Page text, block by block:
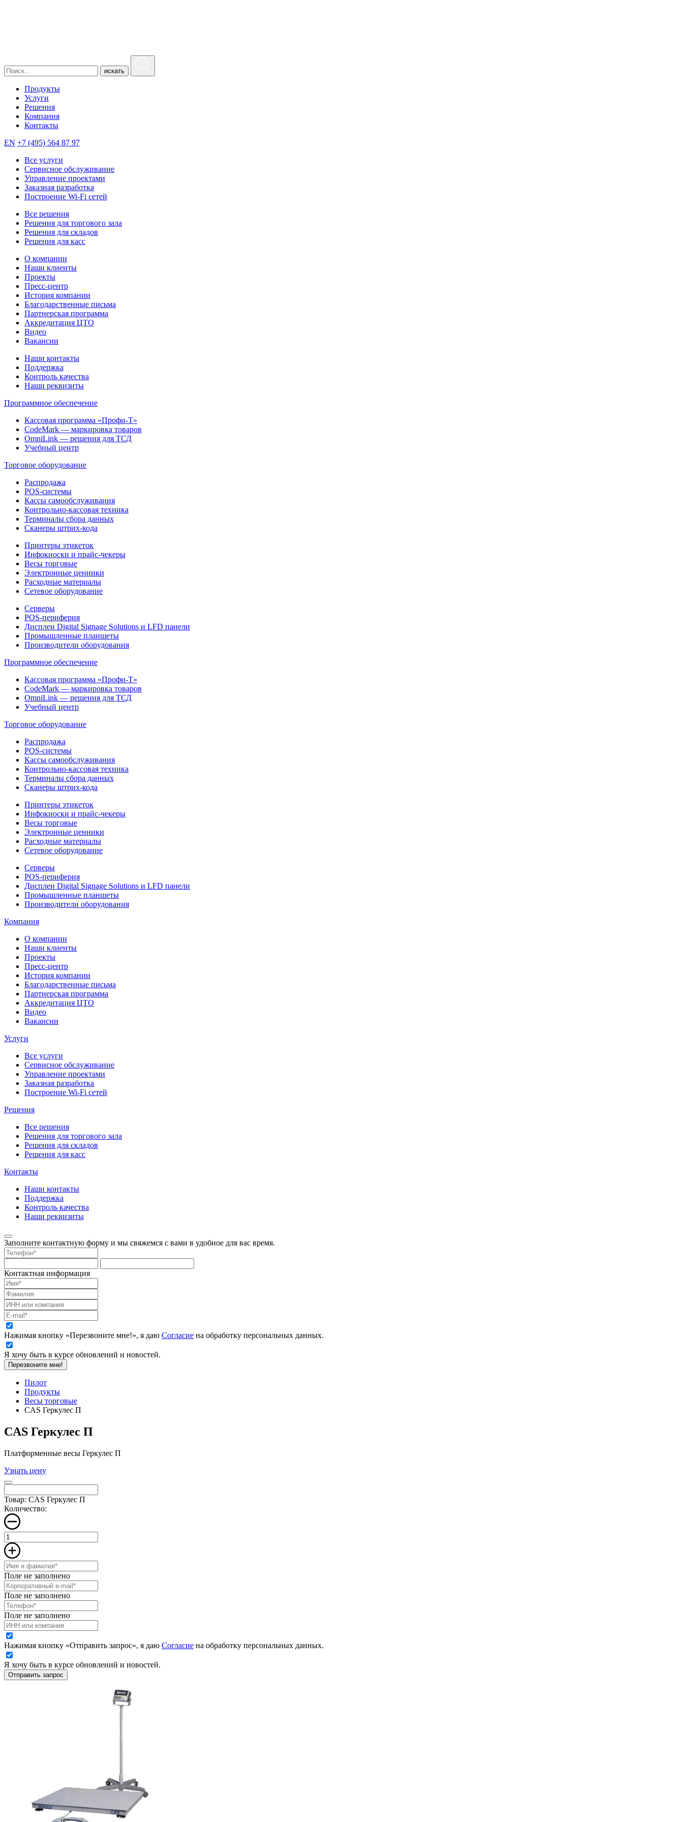
искать
Продукты
Услуги
Решения
Компания
Контакты
EN +7 (495) 564 87 97
Все услуги
Сервисное обслуживание
Управление проектами
Заказная разработка
Построение Wi-Fi сетей
Все решения
Решения для торгового зала
Решения для складов
Решения для касс
О компании
Наши клиенты
Проекты
Пресс-центр
История компании
Благодарственные письма
Партнерская программа
Аккредитация ЦТО
Видео
Вакансии
Наши контакты
Поддержка
Контроль качества
Наши реквизиты
Программное обеспечение
Кассовая программа «Профи-Т»
CodeMark — маркировка товаров
OmniLink — решения для ТСД
Учебный центр
Торговое оборудование
Распродажа
POS-системы
Кассы самообслуживания
Контрольно-кассовая техника
Терминалы сбора данных
Сканеры штрих-кода
Принтеры этикеток
Инфокиоски и прайс-чекеры
Весы торговые
Электронные ценники
Расходные материалы
Сетевое оборудование
Серверы
POS-периферия
Дисплеи Digital Signage Solutions и LFD панели
Промышленные планшеты
Производители оборудования
Программное обеспечение
Кассовая программа «Профи-Т»
CodeMark — маркировка товаров
OmniLink — решения для ТСД
Учебный центр
Торговое оборудование
Распродажа
POS-системы
Кассы самообслуживания
Контрольно-кассовая техника
Терминалы сбора данных
Сканеры штрих-кода
Принтеры этикеток
Инфокиоски и прайс-чекеры
Весы торговые
Электронные ценники
Расходные материалы
Сетевое оборудование
Серверы
POS-периферия
Дисплеи Digital Signage Solutions и LFD панели
Промышленные планшеты
Производители оборудования
Компания
О компании
Наши клиенты
Проекты
Пресс-центр
История компании
Благодарственные письма
Партнерская программа
Аккредитация ЦТО
Видео
Вакансии
Услуги
Все услуги
Сервисное обслуживание
Управление проектами
Заказная разработка
Построение Wi-Fi сетей
Решения
Все решения
Решения для торгового зала
Решения для складов
Решения для касс
Контакты
Наши контакты
Поддержка
Контроль качества
Наши реквизиты
Заполните контактную форму и мы свяжемся с вами в удобное для вас время.
Контактная информация
Нажимая кнопку «Перезвоните мне!», я даю Согласие на обработку персональных данных.
Я хочу быть в курсе обновлений и новостей.
Перезвоните мне!
Пилот
Продукты
Весы торговые
CAS Геркулес П
CAS Геркулес П
Платформенные весы Геркулес П
Узнать цену
Товар: CAS Геркулес П
Количество:
Поле не заполнено
Поле не заполнено
Поле не заполнено
Нажимая кнопку «Отправить запрос», я даю Согласие на обработку персональных данных.
Я хочу быть в курсе обновлений и новостей.
Отправить запрос